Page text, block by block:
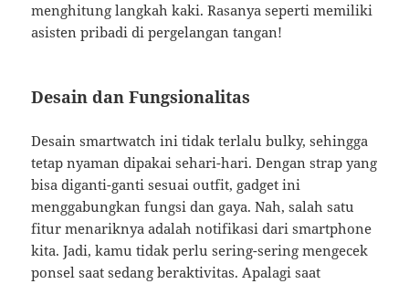
menghitung langkah kaki. Rasanya seperti memiliki
asisten pribadi di pergelangan tangan!
Desain dan Fungsionalitas
Desain smartwatch ini tidak terlalu bulky, sehingga
tetap nyaman dipakai sehari-hari. Dengan strap yang
bisa diganti-ganti sesuai outfit, gadget ini
menggabungkan fungsi dan gaya. Nah, salah satu
fitur menariknya adalah notifikasi dari smartphone
kita. Jadi, kamu tidak perlu sering-sering mengecek
ponsel saat sedang beraktivitas. Apalagi saat